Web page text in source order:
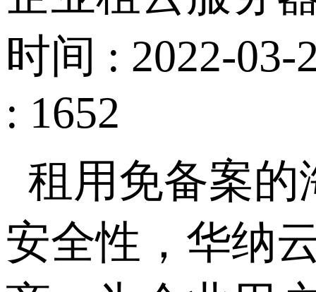
时间 : 2022-03-
: 1652
租用免备案的
安全性，华纳